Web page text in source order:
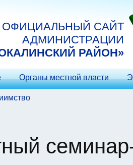
ОФИЦИАЛЬНЫЙ САЙТ
АДМИНИСТРАЦИИ
РАЙОН»
Органы местной власти